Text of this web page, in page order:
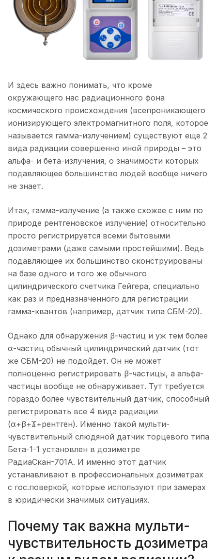
И здесь важно понимать, что кроме
окружающего нас радиационного фона
космического происхождения (всепроникающего
ионизирующего электромагнитного поля, которое
называется гамма-излучением) существуют еще 2
вида радиации совершенно иной природы – это
альфа- и бета-излучения, о значимости которых
подавляющее большинство людей вообще ничего
не знает.
Итак, гамма-излучение (а также схожее с ним по
природе рентгеновское излучение) относительно
просто регистрируется всеми бытовыми
дозиметрами (даже самыми простейшими). Ведь
подавляющее их большинство сконструированы
на базе одного и того же обычного
цилиндрического счетчика Гейгера, специально
как раз и предназначенного для регистрации
гамма-квантов (например, датчик типа СБМ-20).
Однако для обнаружения β-частиц и уж тем более
α-частиц обычный цилиндрический датчик (тот
же СБМ-20) не подойдет. Он не может
полноценно регистрировать β-частицы, а альфа-
частицы вообще не обнаруживает. Тут требуется
гораздо более чувствительный датчик, способный
регистрировать все 4 вида радиации
(α+β+Ϫ+рентген). Именно такой мульти-
чувствительный слюдяной датчик торцевого типа
Бета-1-1 установлен в дозиметре
РадиаСкан-701А. И именно этот датчик
устанавливают в профессиональных дозиметрах
с гос.поверкой, которые используют при замерах
в юридически значимых ситуациях.
Почему так важна мульти-
чувствительность дозиметра